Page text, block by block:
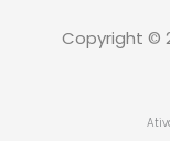
Copyright ©